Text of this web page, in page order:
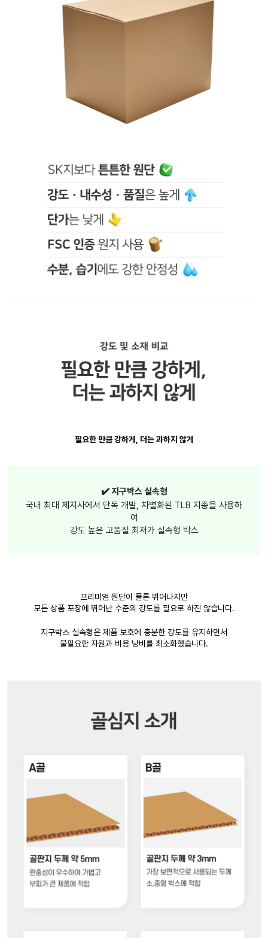
필요한 만큼 강하게, 더는 과하지 않게
✔️ 지구박스 실속형
국내 최대 제지사에서 단독 개발, 차별화된 TLB 지종을 사용하
여
강도 높은 고품질 최저가 실속형 박스
프리미엄 원단이 물론 뛰어나지만
모든 상품 포장에 뛰어난 수준의 강도를 필요로 하진 않습니다.
지구박스 실속형은 제품 보호에 충분한 강도를 유지하면서
불필요한 자원과 비용 낭비를 최소화했습니다.